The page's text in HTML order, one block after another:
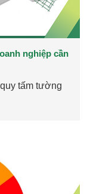
nghiệp cần
tấm tường